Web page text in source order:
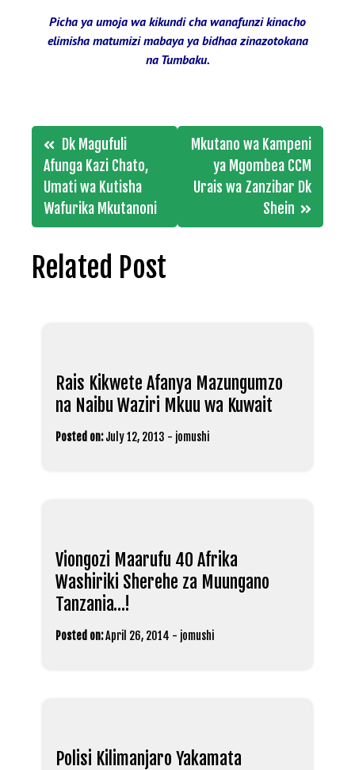
Picha ya umoja wa kikundi cha wanafunzi kinacho
elimisha matumizi mabaya ya bidhaa zinazotokana
na Tumbaku.
Post
navigation
Dk Magufuli
Afunga Kazi Chato,
Umati wa Kutisha
Wafurika Mkutanoni
Mkutano wa Kampeni
ya Mgombea CCM
Urais wa Zanzibar Dk
Shein
Related Post
Rais Kikwete Afanya Mazungumzo
na Naibu Waziri Mkuu wa Kuwait
Posted on: July 12, 2013 - jomushi
Viongozi Maarufu 40 Afrika
Washiriki Sherehe za Muungano
Tanzania…!
Posted on:April 26, 2014 - jomushi
Polisi Kilimanjaro Yakamata